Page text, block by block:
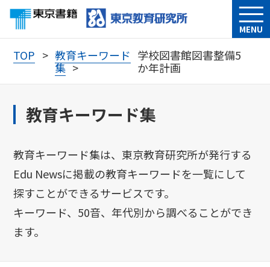
MENU
TOP
教育キーワード
集
学校図書館図書整備5
か年計画
教育キーワード集
教育キーワード集は、東京教育研究所が発行する
Edu Newsに掲載の教育キーワードを一覧にして
探すことができるサービスです。
キーワード、50音、年代別から調べることができ
ます。